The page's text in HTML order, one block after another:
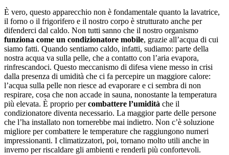
È vero, questo apparecchio non è fondamentale quanto la lavatrice,
il forno o il frigorifero e il nostro corpo è strutturato anche per
difenderci dal caldo. Non tutti sanno che il nostro organismo
funziona come un condizionatore mobile, grazie all’acqua di cui
siamo fatti. Quando sentiamo caldo, infatti, sudiamo: parte della
nostra acqua va sulla pelle, che a contatto con l’aria evapora,
rinfrescandoci. Questo meccanismo di difesa viene messo in crisi
dalla presenza di umidità che ci fa percepire un maggiore calore:
l’acqua sulla pelle non riesce ad evaporare e ci sembra di non
respirare, cosa che non accade in sauna, nonostante la temperatura
più elevata. È proprio percombattere l’umidità che il
condizionatore diventa necessario. La maggior parte delle persone
che l’ha installato non tornerebbe mai indietro. Non c’è soluzione
migliore per combattere le temperature che raggiungono numeri
impressionanti. I climatizzatori, poi, tornano molto utili anche in
inverno per riscaldare gli ambienti e renderli più confortevoli.